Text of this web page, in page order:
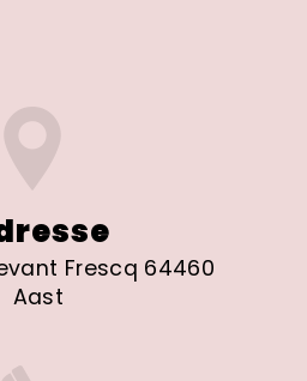
Frescq 64460
Aast